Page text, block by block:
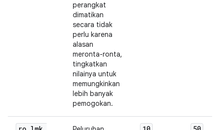
perangkat
dimatikan
secara tidak
perlu karena
alasan
meronta-ronta,
tingkatkan
nilainya untuk
memungkinkan
lebih banyak
pemogokan.